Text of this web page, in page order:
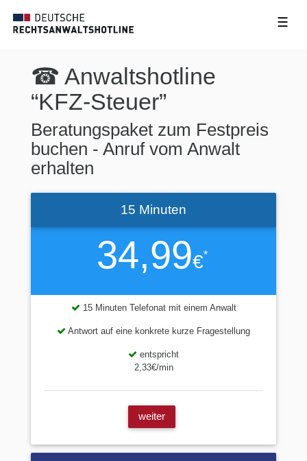
☰
☎ Anwaltshotline
“KFZ-Steuer”
Beratungspaket zum Festpreis
buchen - Anruf vom Anwalt
erhalten
34,99€*
15 Minuten
15 Minuten Telefonat mit einem Anwalt
Antwort auf eine konkrete kurze Fragestellung
entspricht
2,33€/min
weiter